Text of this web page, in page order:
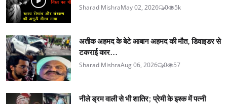
Sharad MishraMay 02, 2026 0 5k
अतीक अहमद के बेटे आबान अहमद की मौत, डिवाइडर से
टकराई कार...
Sharad MishraAug 06, 2026 0 57
नीले ड्रम वाली से भी शातिर; प्रेमी के इश्‍क में पत्नी